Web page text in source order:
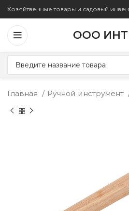
Хозяйтвенные товары и садовый
ООО
Главная Ручной инструмент